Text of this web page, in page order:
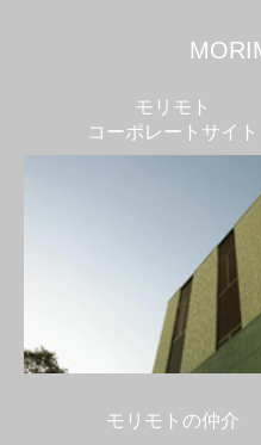
モリモト
コーポレートサイト
モリモトの仲介